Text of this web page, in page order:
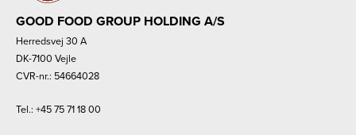
GOOD FOOD GROUP HOLDING A/S
Herredsvej 30 A
DK-7100 Vejle
CVR-nr.: 54664028
Tel.: +45 75 71 18 00